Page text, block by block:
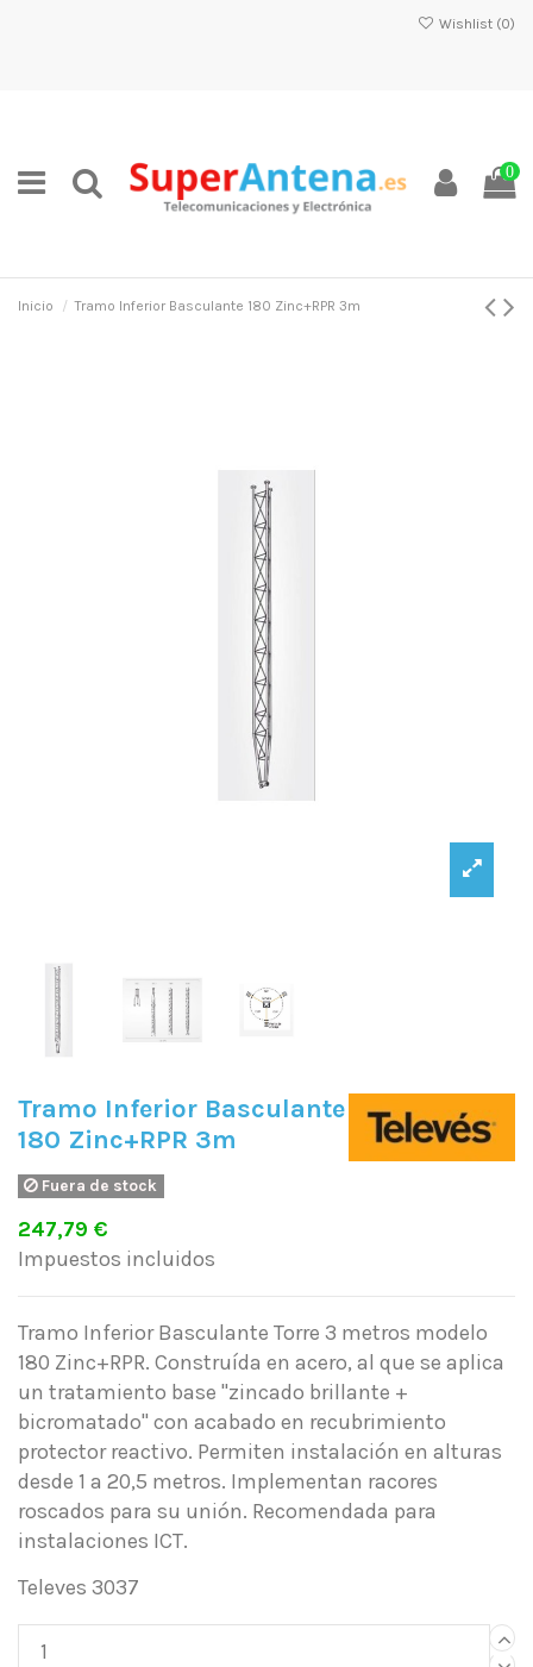
Wishlist (0)
0
Inicio Tramo Inferior Basculante 180 Zinc+RPR 3m
Tramo Inferior Basculante
180 Zinc+RPR 3m
Fuera de stock
247,79 €
Impuestos incluidos
Tramo Inferior Basculante Torre 3 metros modelo
180 Zinc+RPR. Construída en acero, al que se aplica
un tratamiento base "zincado brillante +
bicromatado" con acabado en recubrimiento
protector reactivo. Permiten instalación en alturas
desde 1 a 20,5 metros. Implementan racores
roscados para su unión. Recomendada para
instalaciones ICT.
Televes 3037